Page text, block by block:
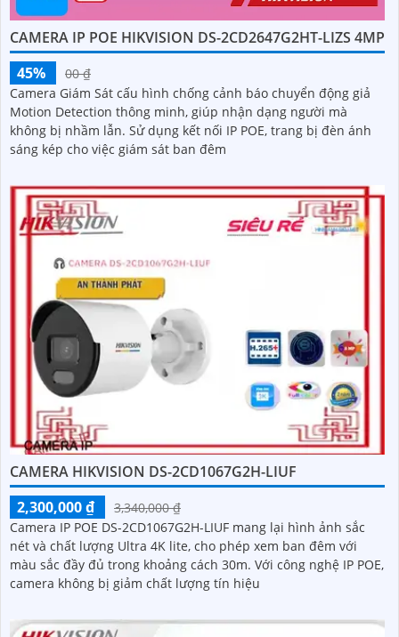
CAMERA IP POE HIKVISION DS-2CD2647G2HT-LIZS 4MP
45%
00 ₫
Camera Giám Sát cấu hình chống cảnh báo chuyển động giả
Motion Detection thông minh, giúp nhận dạng người mà
không bị nhầm lẫn. Sử dụng kết nối IP POE, trang bị đèn ánh
sáng kép cho việc giám sát ban đêm
CAMERA HIKVISION DS-2CD1067G2H-LIUF
2,300,000 ₫
3,340,000 ₫
Camera IP POE DS-2CD1067G2H-LIUF mang lại hình ảnh sắc
nét và chất lượng Ultra 4K lite, cho phép xem ban đêm với
màu sắc đầy đủ trong khoảng cách 30m. Với công nghệ IP POE,
camera không bị giảm chất lượng tín hiệu